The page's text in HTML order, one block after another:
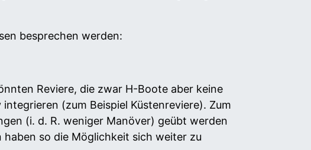
besprechen werden:
Reviere, die zwar H-Boote aber keine
(zum Beispiel Küstenreviere). Zum
(i. d. R. weniger Manöver) geübt werden
so die Möglichkeit sich weiter zu